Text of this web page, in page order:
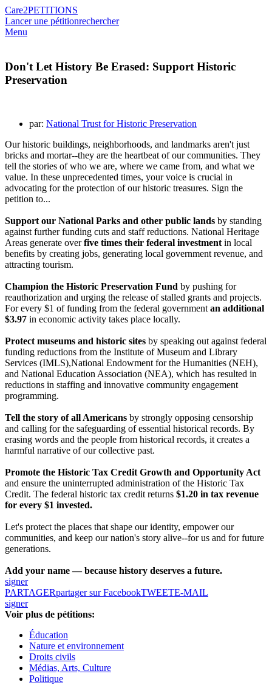
Care2PETITIONS
Lancer une pétitionrechercher
Menu
Don't Let History Be Erased: Support Historic
Preservation
par: National Trust for Historic Preservation
Our historic buildings, neighborhoods, and landmarks aren't just
bricks and mortar--they are the heartbeat of our communities. They
tell the stories of who we are, where we came from, and what we
value. In these unprecedented times, your voice is crucial in
advocating for the protection of our historic treasures. Sign the
petition to...
Support our National Parks and other public lands by standing
against further funding cuts and staff reductions. National Heritage
Areas generate overfive times their federal investmentin local
benefits by creating jobs, generating local government revenue, and
attracting tourism.
Champion the Historic Preservation Fund by pushing for
reauthorization and urging the release of stalled grants and projects.
For every $1 of funding from the federal governmentan additional
$3.97 in economic activity takes place locally.
Protect museums and historic sites by speaking out against federal
funding reductions from the Institute of Museum and Library
Services (IMLS),National Endowment for the Humanities (NEH),
and National Education Association (NEA), which has resulted in
reductions in staffing and innovative community engagement
programming.
Tell the story of all Americans by strongly opposing censorship
and calling for the safeguarding of essential historical records. By
erasing words and the people from historical records, it creates a
harmful narrative of our collective past.
Promote the Historic Tax Credit Growth and Opportunity Act
and ensure the uninterrupted administration of the Historic Tax
Credit. The federal historic tax credit returns $1.20 in tax revenue
for every $1 invested.
Let's protect the places that shape our identity, empower our
communities, and keep our nation's story alive--for us and for future
generations.
Add your name — because history deserves a future.
signer
PARTAGERpartager sur FacebookTWEETE-MAIL
signer
Voir plus de pétitions:
Éducation
Nature et environnement
Droits civils
Médias, Arts, Culture
Politique